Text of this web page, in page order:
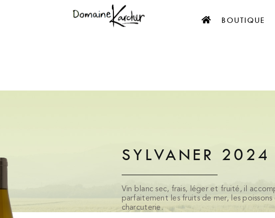
BOUTIQUE
SYLVANER 2024
Vin blanc sec, frais, léger et fruité, il
parfaitement les fruits de mer, les poissons
charcuterie.